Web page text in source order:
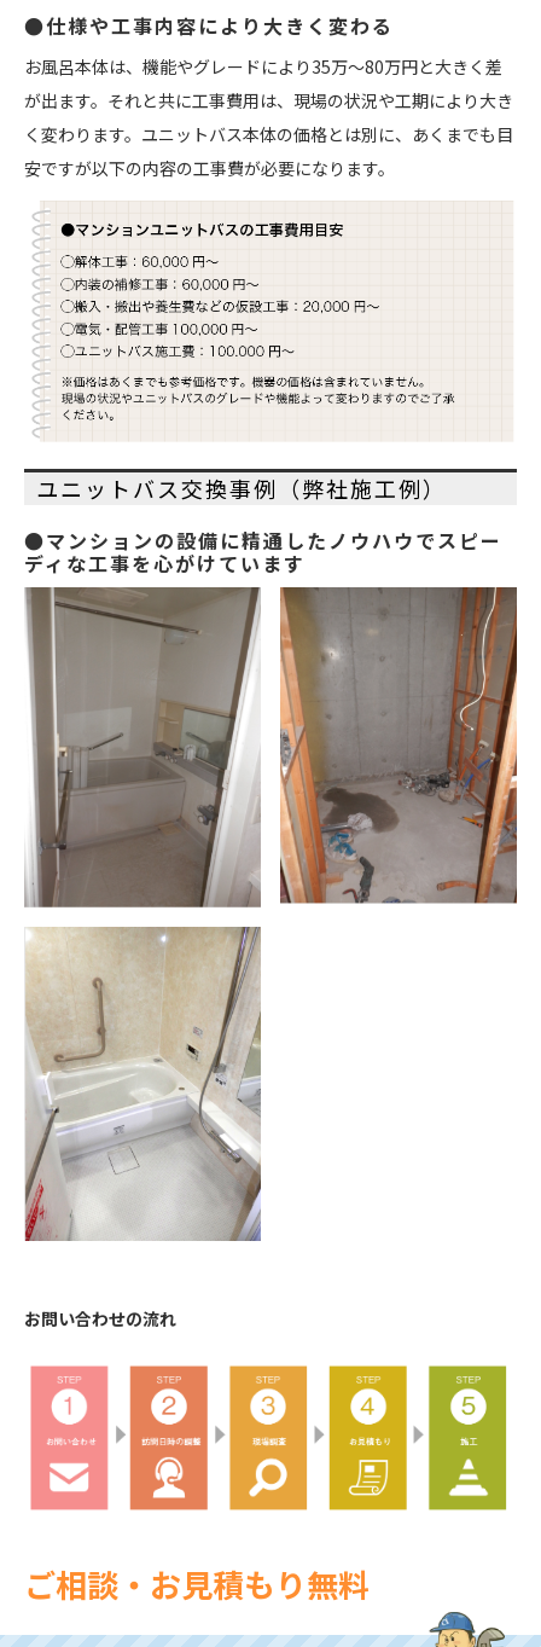
●仕様や工事内容により大きく変わる
お風呂本体は、機能やグレードにより35万～80万円と大きく差
が出ます。それと共に工事費用は、現場の状況や工期により大き
く変わります。ユニットバス本体の価格とは別に、あくまでも目
安ですが以下の内容の工事費が必要になります。
ユニットバス交換事例（弊社施工例）
●マンションの設備に精通したノウハウでスピー
ディな工事を心がけています
お問い合わせの流れ
ご相談・お見積もり無料